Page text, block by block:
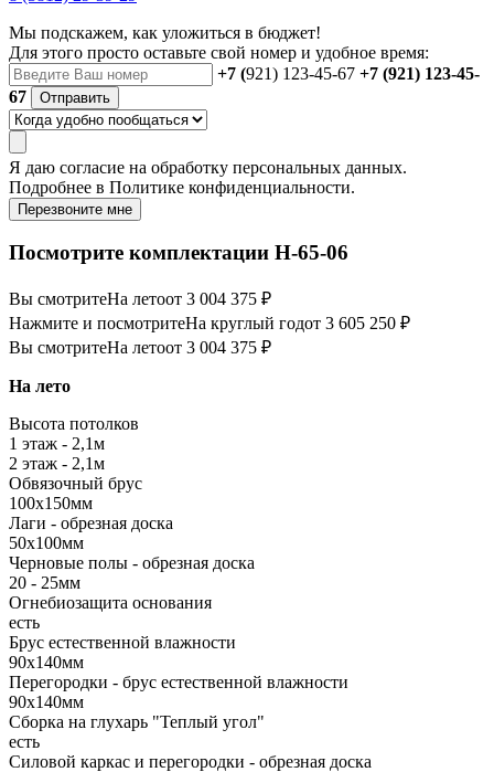
Мы подскажем, как уложиться в бюджет!
Для этого просто оставьте свой номер и удобное время:
+7 (921) 123-45-67 +7 (921) 123-45-
67
Отправить
Я даю согласие на обработку персональных данных.
Подробнее в Политике конфиденциальности.
Перезвоните мне
Посмотрите комплектации Н-65-06
Вы смотритеНа летоот 3 004 375 ₽
Нажмите и посмотритеНа круглый годот 3 605 250 ₽
Вы смотритеНа летоот 3 004 375 ₽
На лето
Высота потолков
1 этаж - 2,1м
2 этаж - 2,1м
Обвязочный брус
100х150мм
Лаги - обрезная доска
50х100мм
Черновые полы - обрезная доска
20 - 25мм
Огнебиозащита основания
есть
Брус естественной влажности
90х140мм
Перегородки - брус естественной влажности
90х140мм
Сборка на глухарь "Теплый угол"
есть
Силовой каркас и перегородки - обрезная доска